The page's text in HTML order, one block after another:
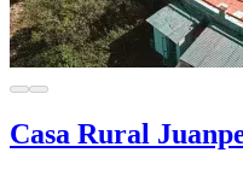
Casa Rural